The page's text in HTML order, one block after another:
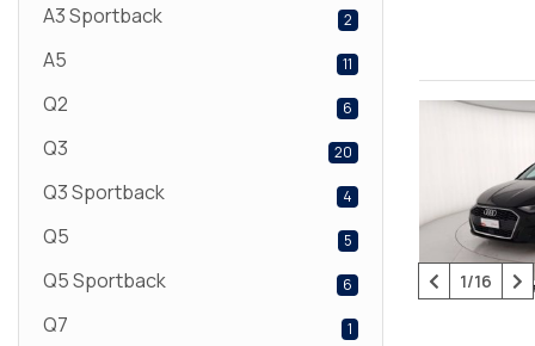
A3 Sportback 2
A5 11
Q2 6
Q3 20
Q3 Sportback 4
Q5 5
Q5 Sportback 6
Q7 1
1/16